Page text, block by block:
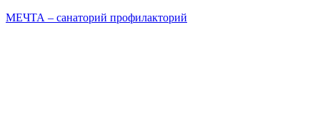
МЕЧТА – санаторий профилакторий